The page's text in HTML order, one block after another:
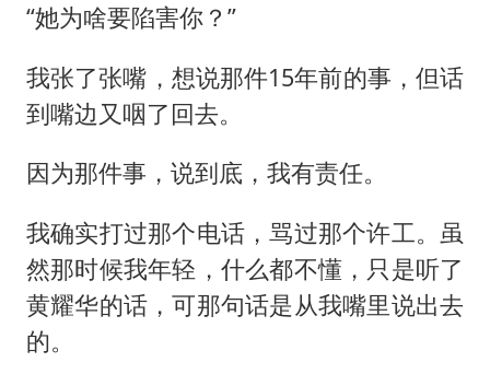
“她为啥要陷害你？”
我张了张嘴，想说那件15年前的事，但话
到嘴边又咽了回去。
因为那件事，说到底，我有责任。
我确实打过那个电话，骂过那个许工。虽
然那时候我年轻，什么都不懂，只是听了
黄耀华的话，可那句话是从我嘴里说出去
的。